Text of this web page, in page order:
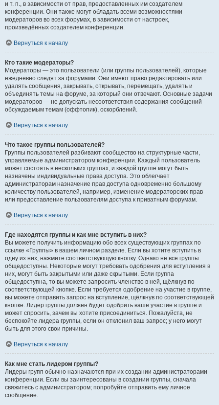
и т. п., в зависимости от прав, предоставленных им создателем
конференции. Они также могут обладать всеми возможностями
модераторов во всех форумах, в зависимости от настроек,
произведённых создателем конференции.
Вернуться к началу
Кто такие модераторы?
Модераторы — это пользователи (или группы пользователей), которые
ежедневно следят за форумами. Они имеют право редактировать или
удалять сообщения, закрывать, открывать, перемещать, удалять и
объединять темы на форуме, за который они отвечают. Основные задачи
модераторов — не допускать несоответствия содержания сообщений
обсуждаемым темам (оффтопик), оскорблений.
Вернуться к началу
Что такое группы пользователей?
Группы пользователей разбивают сообщество на структурные части,
управляемые администратором конференции. Каждый пользователь
может состоять в нескольких группах, и каждой группе могут быть
назначены индивидуальные права доступа. Это облегчает
администраторам назначение прав доступа одновременно большому
количеству пользователей, например, изменение модераторских прав
или предоставление пользователям доступа к приватным форумам.
Вернуться к началу
Где находятся группы и как мне вступить в них?
Вы можете получить информацию обо всех существующих группах по
ссылке «Группы» в вашем личном разделе. Если вы хотите вступить в
одну из них, нажмите соответствующую кнопку. Однако не все группы
общедоступны. Некоторые могут требовать одобрения для вступления в
них, могут быть закрытыми или даже скрытыми. Если группа
общедоступна, то вы можете запросить членство в ней, щёлкнув по
соответствующей кнопке. Если требуется одобрение на участие в группе,
вы можете отправить запрос на вступление, щёлкнув по соответствующей
кнопке. Лидер группы должен будет одобрить ваше участие в группе и
может спросить, зачем вы хотите присоединиться. Пожалуйста, не
беспокойте лидера группы, если он отклонил ваш запрос; у него могут
быть для этого свои причины.
Вернуться к началу
Как мне стать лидером группы?
Лидеры групп обычно назначаются при их создании администраторами
конференции. Если вы заинтересованы в создании группы, сначала
свяжитесь с администратором; попробуйте отправить ему личное
сообщение.